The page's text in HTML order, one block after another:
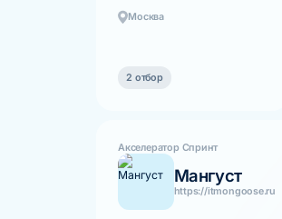
Москва
2 отбор
Акселератор Спринт
Мангуст
https://itmongoose.ru